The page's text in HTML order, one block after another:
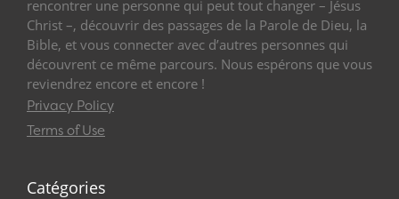
rencontrer une personne qui peut tout changer – Jésus
Christ –, découvrir des passages de la Parole de Dieu, la
Bible, et vous connecter avec d’autres personnes qui
découvrent ce même parcours. Nous espérons que vous
reviendrez encore et encore !
Privacy Policy
Terms of Use
Catégories